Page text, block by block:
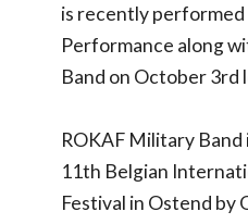
is recently performed
Performance along
Band on October 3rd
ROKAF Military
11th Belgian
Festival in Ostend by